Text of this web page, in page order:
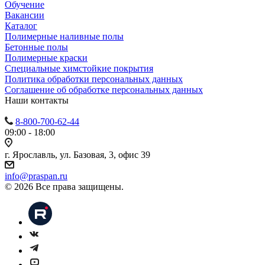
Обучение
Вакансии
Каталог
Полимерные наливные полы
Бетонные полы
Полимерные краски
Специальные химстойкие покрытия
Политика обработки персональных данных
Cоглашение об обработке персональных данных
Наши контакты
8-800-700-62-44
09:00 - 18:00
г. Ярославль, ул. Базовая, 3, офис 39
info@praspan.ru
© 2026 Все права защищены.